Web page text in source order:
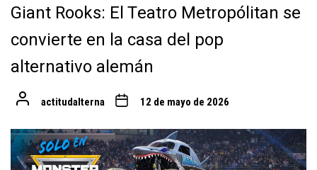
Giant Rooks: El Teatro Metropólitan se
convierte en la casa del pop
alternativo alemán
actitudalterna 12 de mayo de 2026